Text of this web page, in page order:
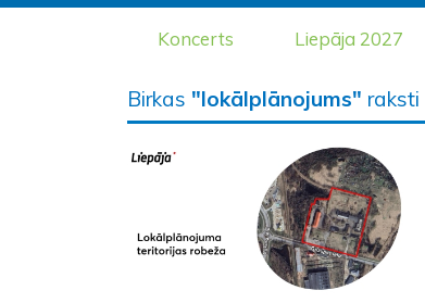
Koncerts Liepāja 2027
Birkas "lokālplānojums" raksti